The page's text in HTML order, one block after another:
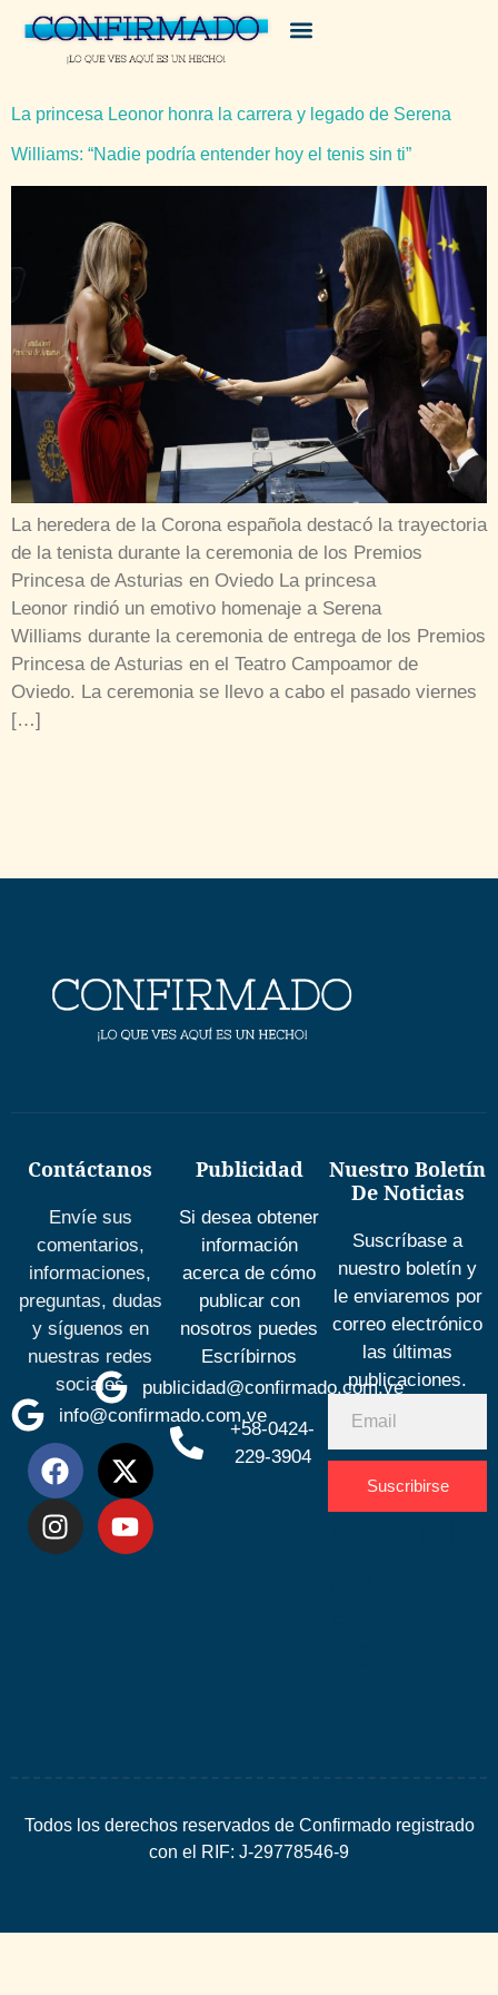
La princesa Leonor honra la carrera y legado de Serena
Williams: “Nadie podría entender hoy el tenis sin ti”
La heredera de la Corona española destacó la trayectoria
de la tenista durante la ceremonia de los Premios
Princesa de Asturias en Oviedo La princesa
Leonor rindió un emotivo homenaje a Serena
Williams durante la ceremonia de entrega de los Premios
Princesa de Asturias en el Teatro Campoamor de
Oviedo. La ceremonia se llevo a cabo el pasado viernes
[…]
Contáctanos
Envíe sus
comentarios,
informaciones,
preguntas, dudas
y síguenos en
nuestras redes
sociales
info@confirmado.com.ve
Publicidad
Si desea obtener
información
acerca de cómo
publicar con
nosotros puedes
Escríbirnos
publicidad@confirmado.com.ve
+58-0424-
229-3904
Nuestro Boletín
De Noticias
Suscríbase a
nuestro boletín y
le enviaremos por
correo electrónico
las últimas
publicaciones.
Suscribirse
Todos los derechos reservados de Confirmado registrado
con el RIF: J-29778546-9